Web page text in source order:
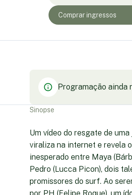
Comprar ingressos
Programação ainda
Sinopse
Um vídeo do resgate de
viraliza na internet e revela
inesperado entre Maya
Pedro (Lucca Picon), dois
promissores do surf. Ao
por PH (Felipe Roque), um